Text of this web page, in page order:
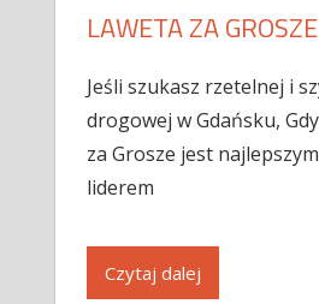
LAWETA ZA GROSZE
Jeśli szukasz rzetelnej i
drogowej w Gdańsku,
za Grosze jest
liderem
Czytaj dalej